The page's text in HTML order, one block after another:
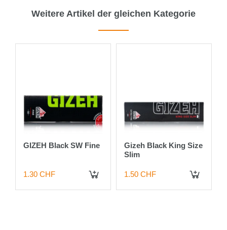
Weitere Artikel der gleichen Kategorie
GIZEH Black SW Fine
1.30 CHF
Gizeh Black King Size
Slim
1.50 CHF